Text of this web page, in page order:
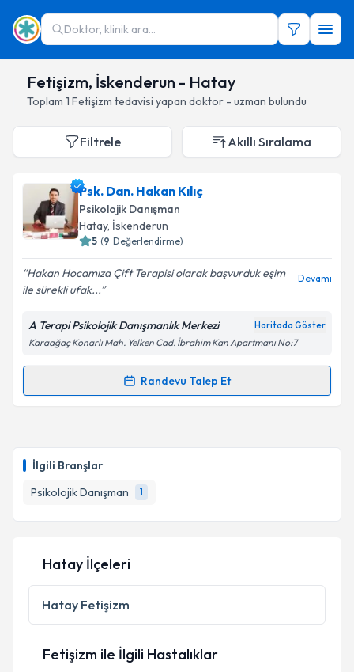
Doktor, klinik ara...
Fetişizm, İskenderun - Hatay
Toplam 1 Fetişizm tedavisi yapan doktor - uzman bulundu
İlgili Branşlar
Psikolojik Danışman
1
Filtrele Akıllı Sıralama
Psk. Dan. Hakan Kılıç
Psikolojik Danışman
Hatay, İskenderun
5 (9 Değerlendirme)
Hakan Hocamıza Çift Terapisi olarak başvurduk eşim
ile sürekli ufak...
Devamı
A Terapi Psikolojik Danışmanlık Merkezi Haritada Göster
Karaağaç Konarlı Mah. Yelken Cad. İbrahim Kan Apartmanı No:7
Randevu Talep Et
Randevu Takvimi Talebi
takvim hazırlandığında e-posta ile bilgilendireceğiz.
E-posta Adresiniz
Kişisel verilerimin işlenmesine ilişkinAydınlatma
Metni 'ni okudum ve kişisel verilerimin belirtilen
kapsamda işlenmesini kabul ediyorum.
Takvim Talebini Gönder
Hatay İlçeleri
Hatay Fetişizm
Fetişizm ile İlgili Hastalıklar